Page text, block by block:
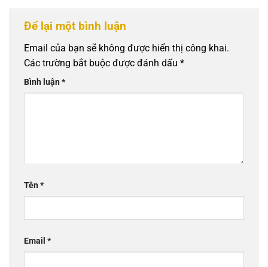
Để lại một bình luận
Email của bạn sẽ không được hiển thị công khai.
Các trường bắt buộc được đánh dấu *
Bình luận*
Tên*
Email *